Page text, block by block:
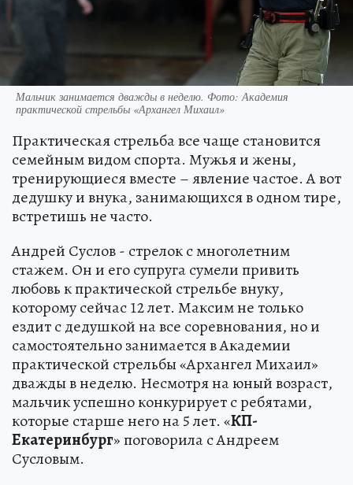
Мальчик занимается дважды в неделю. Фото: Академия
практической стрельбы «Архангел Михаил»
Практическая стрельба все чаще становится
семейным видом спорта. Мужья и жены,
тренирующиеся вместе – явление частое. А вот
дедушку и внука, занимающихся в одном тире,
встретишь не часто.
Андрей Суслов - стрелок с многолетним
стажем. Он и его супруга сумели привить
любовь к практической стрельбе внуку,
которому сейчас 12 лет. Максим не только
ездит с дедушкой на все соревнования, но и
самостоятельно занимается в Академии
практической стрельбы «Архангел Михаил»
дважды в неделю. Несмотря на юный возраст,
мальчик успешно конкурирует с ребятами,
которые старше него на 5 лет. «КП-
Екатеринбург» поговорила с Андреем
Сусловым.